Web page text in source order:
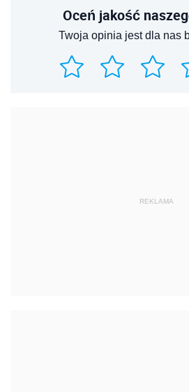
Oceń jakość
Twoja opinia jest dla nas
REKLAMA